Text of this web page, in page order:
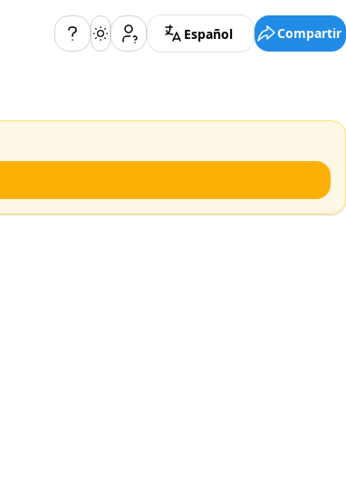
Español Compartir